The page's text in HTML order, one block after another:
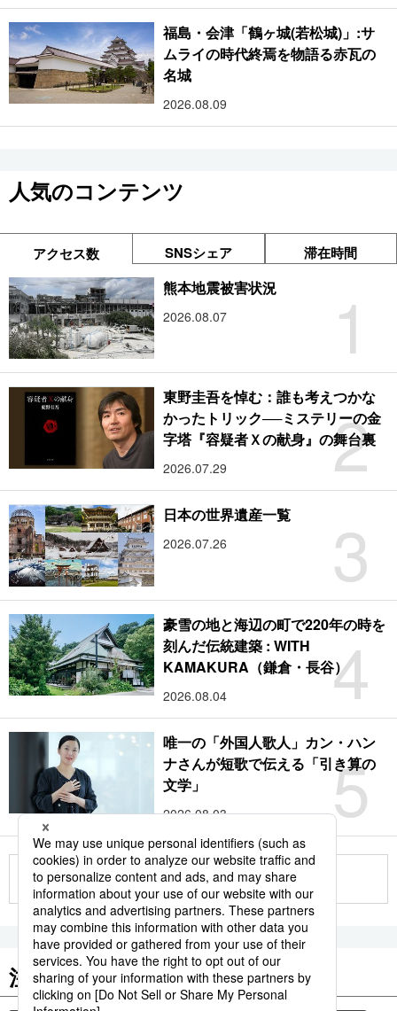
福島・会津「鶴ヶ城(若松城)」:サ
ムライの時代終焉を物語る赤瓦の
名城
2026.08.09
人気のコンテンツ
アクセス数 SNSシェア 滞在時間
1
熊本地震被害状況
2026.08.07
2
東野圭吾を悼む：誰も考えつかな
かったトリック──ミステリーの金
字塔『容疑者Ｘの献身』の舞台裏
2026.07.29
3
日本の世界遺産一覧
2026.07.26
4
豪雪の地と海辺の町で220年の時を
刻んだ伝統建築 : WITH
KAMAKURA（鎌倉・長谷）
2026.08.04
5
唯一の「外国人歌人」カン・ハン
ナさんが短歌で伝える「引き算の
文学」
2026.08.03
もっと見る
注目のキーワード